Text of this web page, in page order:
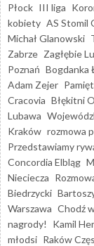
Płock III liga
kobiety AS Stomil
Michał Glanowski
Zabrze Zagłębie
Poznań Bogdanka
Adam Zejer
Cracovia Błękitni
Lubawa
Kraków rozmowa
Przedstawiamy
Concordia Elbląg
Nieciecza
Biedrzycki
Warszawa Chodź
nagrody!
Kamil
młodsi Raków